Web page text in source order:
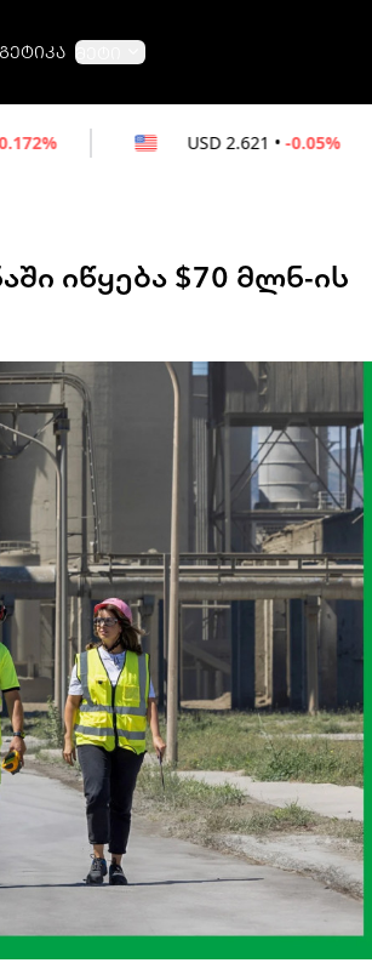
მეტი
USD -0.05% RUB
იწყება $70 მლნ-ის